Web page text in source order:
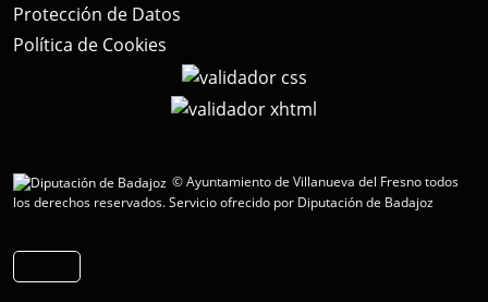
Protección de Datos
Política de Cookies
© Ayuntamiento de Villanueva del Fresno todos
los derechos reservados.Servicio ofrecido por Diputación de Badajoz